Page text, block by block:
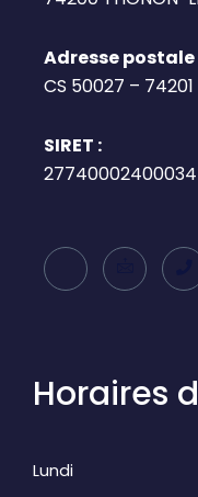
Adresse postale
CS 50027 – 74201
SIRET :
27740002400034
Horaires
Lundi